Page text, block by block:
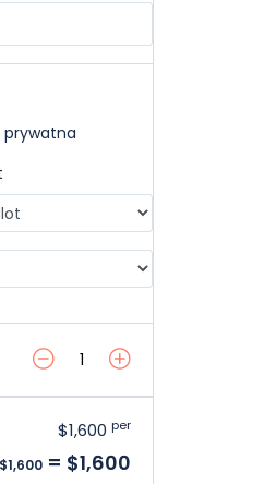
prywatna
$1,600 per
= $1,600